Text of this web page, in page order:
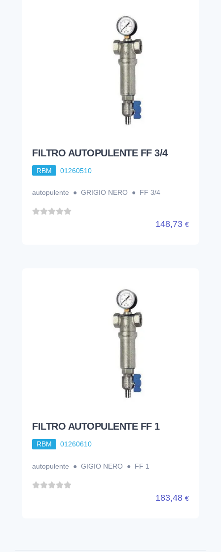
FILTRO AUTOPULENTE FF 3/4
RBM 01260510
autopulente ● GRIGIO NERO ● FF 3/4
148,73 €
FILTRO AUTOPULENTE FF 1
RBM 01260610
autopulente ● GIGIO NERO ● FF 1
183,48 €